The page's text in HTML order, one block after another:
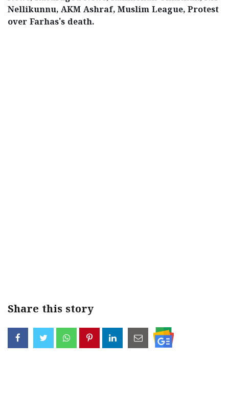
Nellikunnu, AKM Ashraf, Muslim League, Protest
over Farhas's death.
Share this story